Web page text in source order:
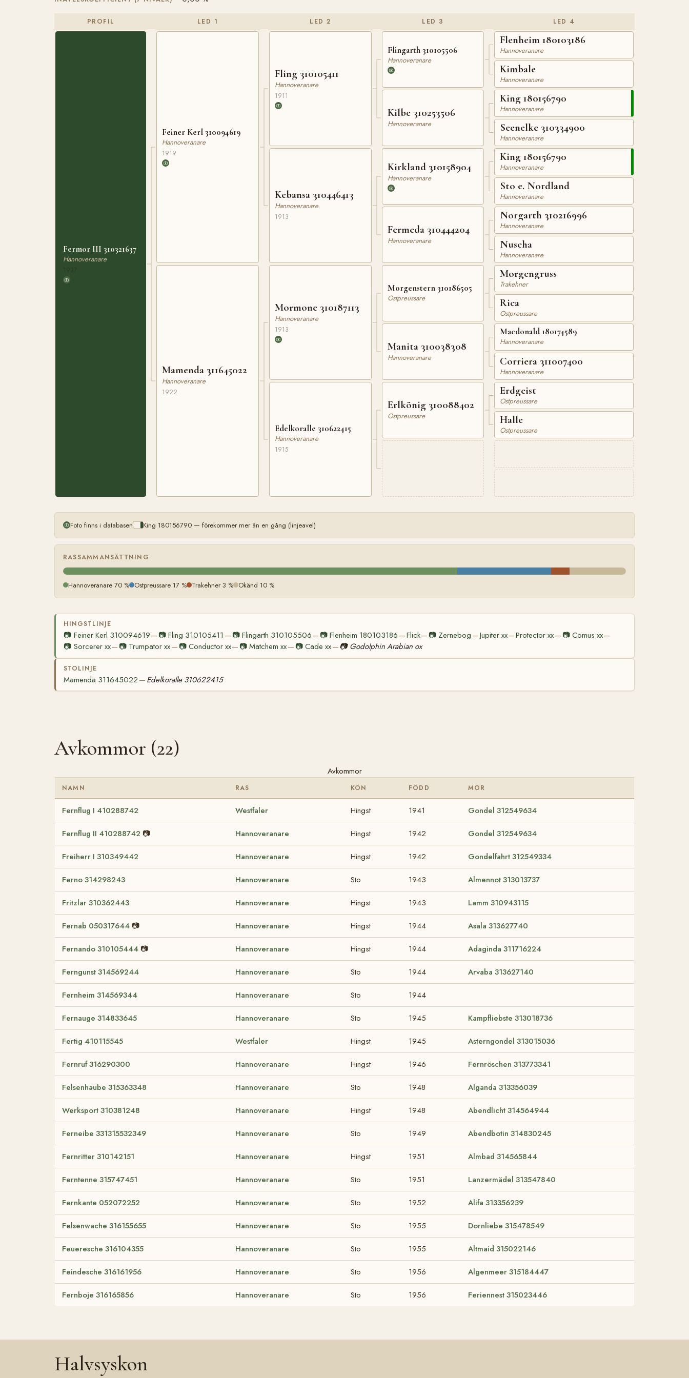
PROFIL
Fermor III 310321637
Hannoveranare
LED 1
Feiner Kerl 310094619
Hannoveranare
1919
Mamenda 311645022
Hannoveranare
1922
LED 2
Fling 310105411
Hannoveranare
1911
Kebansa 310446413
Hannoveranare
1913
Mormone 310187113
Hannoveranare
1913
Edelkoralle 310622415
Hannoveranare
1915
LED 3
Flingarth 310105506
Hannoveranare
Kilbe 310253506
Hannoveranare
Kirkland 310158904
Hannoveranare
Fermeda 310444204
Hannoveranare
Morgenstern 310186505
Ostpreussare
Manita 310038308
Hannoveranare
Erlkönig 310088402
Ostpreussare
LED 4
Flenheim 180103186
Hannoveranare
Kimbale
Hannoveranare
King 180156790
Hannoveranare
Seenelke 310334900
Hannoveranare
King 180156790
Hannoveranare
Sto e. Nordland
Hannoveranare
Norgarth 310216996
Hannoveranare
Nuscha
Hannoveranare
Morgengruss
Trakehner
Rica
Ostpreussare
Macdonald 180174589
Hannoveranare
Corriera 311007400
Hannoveranare
Erdgeist
Ostpreussare
Halle
Ostpreussare
Foto finns i databasen King 180156790 — förekommer mer än en gång (linjeavel)
RASSAMMANSÄTTNING
Hannoveranare 70 % Ostpreussare 17 % Trakehner 3 % Okänd 10 %
HINGSTLINJE
📷 Feiner Kerl 310094619— 📷Fling 310105411 — 📷 Flingarth 310105506— 📷 Flenheim 180103186 —Flick— 📷 Zernebog —Jupiter xx—Protector xx— 📷 Comus xx—
📷 Sorcerer xx— 📷 Trumpator xx— 📷 Conductor xx— 📷 Matchem xx— 📷Cade xx—📷 Godolphin Arabian ox
STOLINJE
Mamenda 311645022 — Edelkoralle 310622415
Avkommor (22)
Avkommor
NAMN RAS KÖN FÖDD MOR
Fernflug I 410288742 Westfaler Hingst 1941 Gondel 312549634
Fernflug II 410288742 📷 Hannoveranare Hingst 1942 Gondel 312549634
Freiherr I 310349442 Hannoveranare Hingst 1942 Gondelfahrt 312549334
Ferno 314298243 Hannoveranare Sto 1943 Almennot 313013737
Fritzlar 310362443 Hannoveranare Hingst 1943 Lamm 310943115
Fernab 050317644 📷 Hannoveranare Hingst 1944 Asala 313627740
Fernando 310105444 📷 Hannoveranare Hingst 1944 Adaginda 311716224
Ferngunst 314569244 Hannoveranare Sto 1944 Arvaba 313627140
Fernheim 314569344 Hannoveranare Sto 1944
Fernauge 314833645 Hannoveranare Sto 1945 Kampfliebste 313018736
Fertig 410115545 Westfaler Hingst 1945 Asterngondel 313015036
Fernruf 316290300 Hannoveranare Hingst 1946 Fernröschen 313773341
Felsenhaube 315363348 Hannoveranare Sto 1948 Alganda 313356039
Werksport 310381248 Hannoveranare Hingst 1948 Abendlicht 314564944
Ferneibe 331315532349 Hannoveranare Sto 1949 Abendbotin 314830245
Fernritter 310142151 Hannoveranare Hingst 1951 Almbad 314565844
Ferntenne 315747451 Hannoveranare Sto 1951 Lanzermädel 313547840
Fernkante 052072252 Hannoveranare Sto 1952 Alifa 313356239
Felsenwache 316155655 Hannoveranare Sto 1955 Dornliebe 315478549
Feueresche 316104355 Hannoveranare Sto 1955 Altmaid 315022146
Feindesche 316161956 Hannoveranare Sto 1956 Algenmeer 315184447
Fernboje 316165856 Hannoveranare Sto 1956 Feriennest 315023446
Halvsyskon